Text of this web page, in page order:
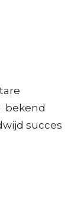
bekend
succes